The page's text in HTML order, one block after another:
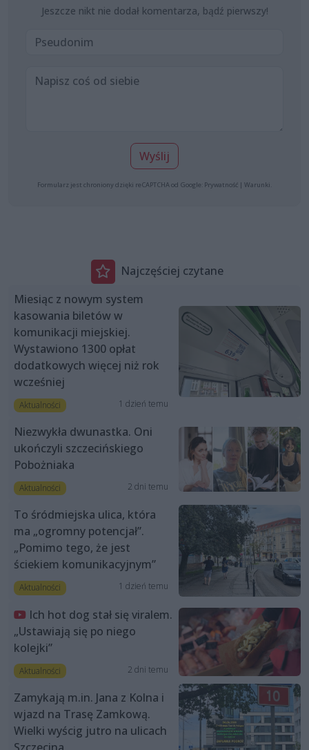
Jeszcze nikt nie dodał komentarza, bądź pierwszy!
Wyślij
Formularz jest chroniony dzięki reCAPTCHA od Google: Prywatność | Warunki
Najczęściej czytane
Miesiąc z nowym system
kasowania biletów w
komunikacji miejskiej.
Wystawiono 1300 opłat
dodatkowych więcej niż rok
wcześniej
Aktualności 1 dzień temu
Niezwykła dwunastka. Oni
ukończyli szczecińskiego
Pobożniaka
Aktualności 2 dni temu
To śródmiejska ulica, która
ma „ogromny potencjał”.
„Pomimo tego, że jest
ściekiem komunikacyjnym”
Aktualności 1 dzień temu
Ich hot dog stał się viralem.
„Ustawiają się po niego
kolejki”
Aktualności 2 dni temu
Zamykają m.in. Jana z Kolna i
wjazd na Trasę Zamkową.
Wielki wyścig jutro na ulicach